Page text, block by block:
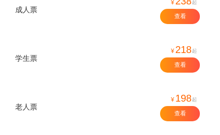
成人票
¥ 起
查看
学生票
¥ 218起
查看
老人票
¥ 198起
查看